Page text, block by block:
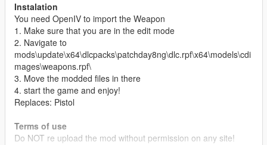
Instalation
You need OpenIV to import the Weapon
1. Make sure that you are in the edit mode
2. Navigate to
mods\update\x64\dlcpacks\patchday8ng\dlc.rpf\x64\models\cdi
mages\weapons.rpf\
3. Move the modded files in there
4. start the game and enjoy!
Replaces: Pistol
Terms of use
Do NOT re upload the mod without permission on any site!